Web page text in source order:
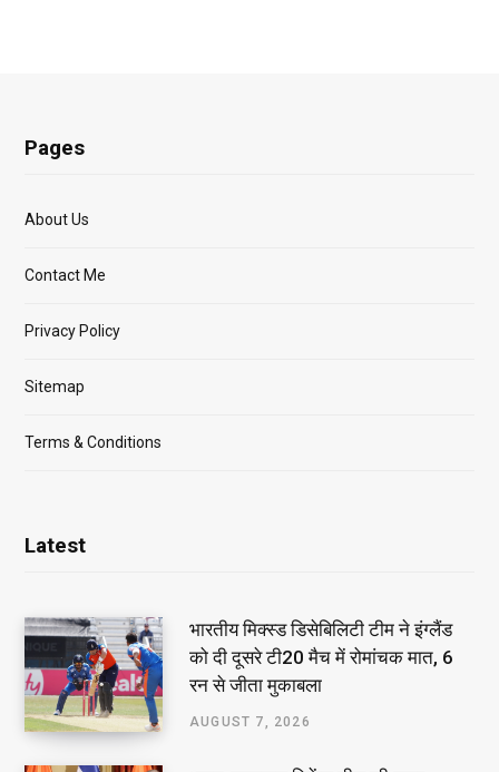
Pages
About Us
Contact Me
Privacy Policy
Sitemap
Terms & Conditions
Latest
भारतीय मिक्स्ड डिसेबिलिटी टीम ने इंग्लैंड
को दी दूसरे टी20 मैच में रोमांचक मात, 6
रन से जीता मुकाबला
AUGUST 7, 2026